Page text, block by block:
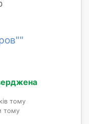
тому
тому